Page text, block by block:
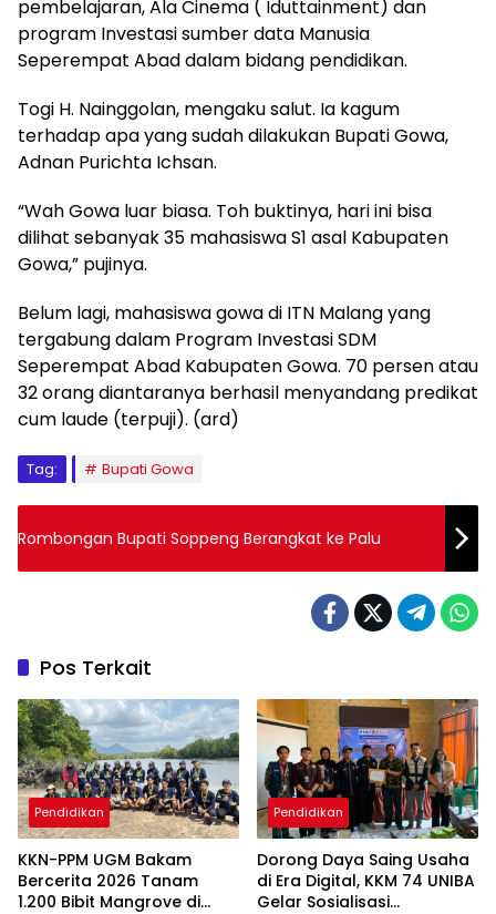
pembelajaran, Ala Cinema ( Iduttainment) dan
program Investasi sumber data Manusia
Seperempat Abad dalam bidang pendidikan.
Togi H. Nainggolan, mengaku salut. Ia kagum
terhadap apa yang sudah dilakukan Bupati Gowa,
Adnan Purichta Ichsan.
“Wah Gowa luar biasa. Toh buktinya, hari ini bisa
dilihat sebanyak 35 mahasiswa S1 asal Kabupaten
Gowa,” pujinya.
Belum lagi, mahasiswa gowa di ITN Malang yang
tergabung dalam Program Investasi SDM
Seperempat Abad Kabupaten Gowa. 70 persen atau
32 orang diantaranya berhasil menyandang predikat
cum laude (terpuji). (ard)
Tag: Bupati Gowa
Rombongan Bupati Soppeng Berangkat ke Palu
Pos Terkait
Pendidikan
KKN-PPM UGM Bakam
Bercerita 2026 Tanam
1.200 Bibit Mangrove di
Pendidikan
Dorong Daya Saing Usaha
di Era Digital, KKM 74 UNIBA
Gelar Sosialisasi